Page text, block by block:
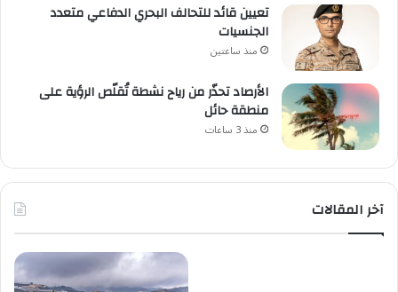
تعيين قائد للتحالف البحري الدفاعي متعدد
الجنسيات
منذ ساعتين
الأرصاد تحذّر من رياح نشطة تُقلّص الرؤية على
منطقة حائل
منذ 3 ساعات
آخر المقالات